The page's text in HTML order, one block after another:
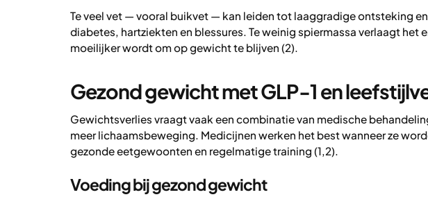
Te veel vet — vooral buikvet — kan leiden tot laaggradige ontsteking
diabetes, hartziekten en blessures. Te weinig spiermassa verlaagt het
moeilijker wordt om op gewicht te blijven (2).
Gezond gewicht met GLP-1 en
Gewichtsverlies vraagt vaak een combinatie van medische
meer lichaamsbeweging. Medicijnen werken het best wanneer ze
gezonde eetgewoonten en regelmatige training (1,2).
Voeding bij gezond gewicht